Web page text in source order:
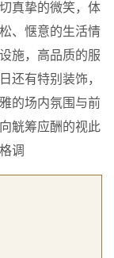
真挚的微笑，体
、惬意的生活情
施，高品质的服
还有特别装饰，
的场内氛围与前
觥筹应酬的视此
调